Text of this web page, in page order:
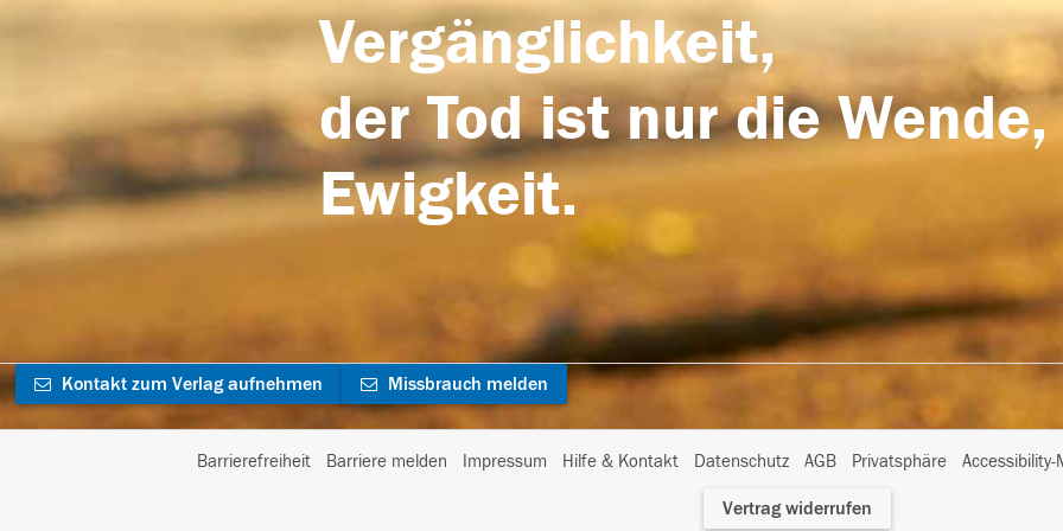
Vergänglichkeit,
der Tod ist nur die
Ewigkeit.
Kontakt zum Verlag aufnehmen Missbrauch melden
Barrierefreiheit Barriere melden Impressum Hilfe & Kontakt Datenschutz AGB Privatsphäre
I
Vertrag widerrufen